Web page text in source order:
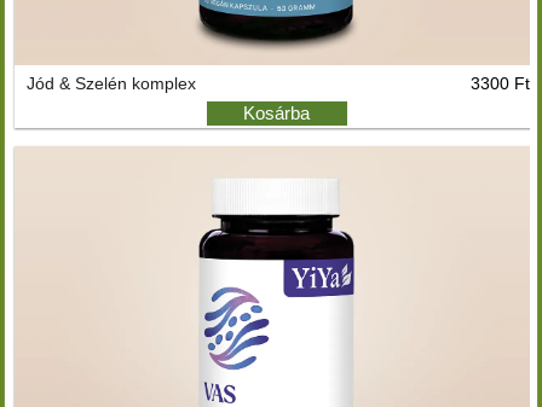
Jód & Szelén komplex 3300 Ft
Kosárba